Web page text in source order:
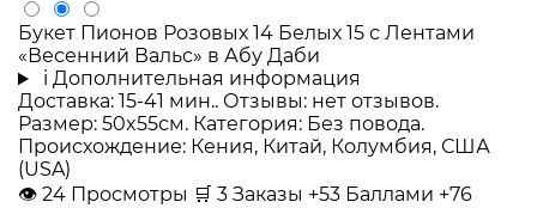
Букет Пионов Розовых 14 Белых 15 с Лентами
«Весенний Вальс» в Абу Даби
i Дополнительная информация
Доставка: 15-41 мин.. Отзывы: нет отзывов.
Размер: 50x55см. Категория: Без повода.
Происхождение: Кения, Китай, Колумбия, США
(USA)
👁 24 Просмотры 🛒 3 Заказы +53 Баллами +76